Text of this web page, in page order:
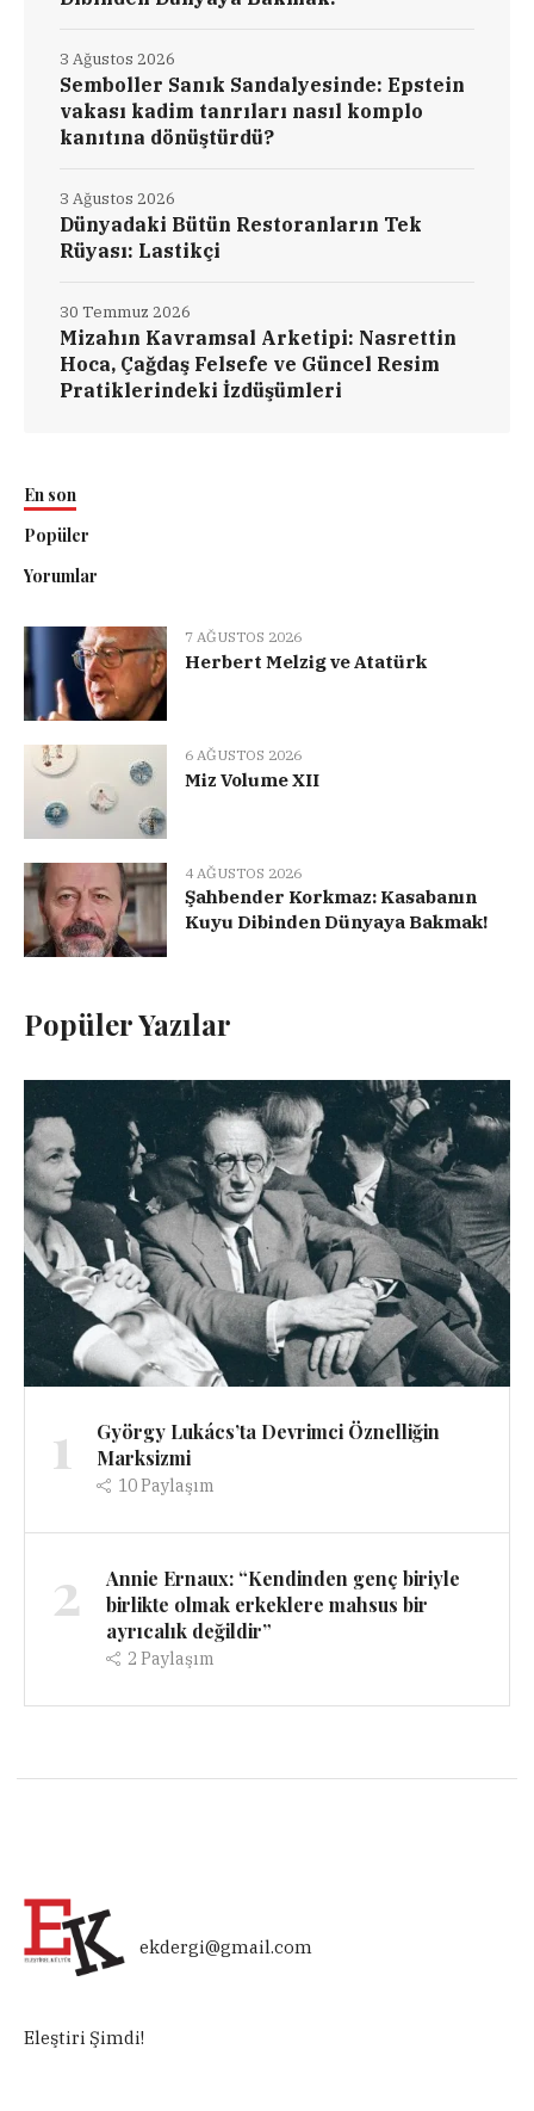
Semboller Sanık Sandalyesinde: Epstein
vakası kadim tanrıları nasıl komplo
kanıtına dönüştürdü?
3 Ağustos 2026
Dünyadaki Bütün Restoranların Tek
Rüyası: Lastikçi
3 Ağustos 2026
Mizahın Kavramsal Arketipi: Nasrettin
Hoca, Çağdaş Felsefe ve Güncel Resim
Pratiklerindeki İzdüşümleri
30 Temmuz 2026
En son
Popüler
Yorumlar
7 AĞUSTOS 2026
Herbert Melzig ve Atatürk
6 AĞUSTOS 2026
Miz Volume XII
4 AĞUSTOS 2026
Şahbender Korkmaz: Kasabanın
Kuyu Dibinden Dünyaya Bakmak!
Popüler Yazılar
1
György Lukács’ta Devrimci Öznelliğin
Marksizmi
10Paylaşım
2
Annie Ernaux: “Kendinden genç biriyle
birlikte olmak erkeklere mahsus bir
ayrıcalık değildir”
2 Paylaşım
ekdergi@gmail.com
Eleştiri Şimdi!